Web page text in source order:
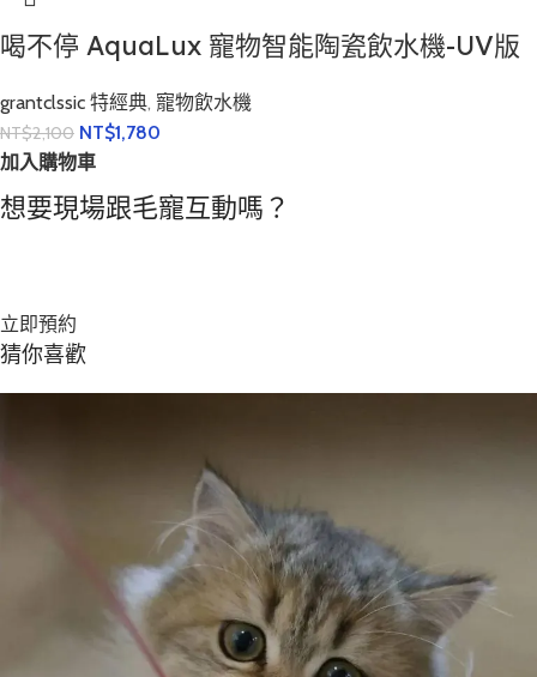
喝不停 AquaLux 寵物智能陶瓷飲水機-UV版
grantclssic 特經典, 寵物飲水機
NT$2,100 NT$1,780
加入購物車
想要現場跟毛寵互動嗎？
立即預約
猜你喜歡